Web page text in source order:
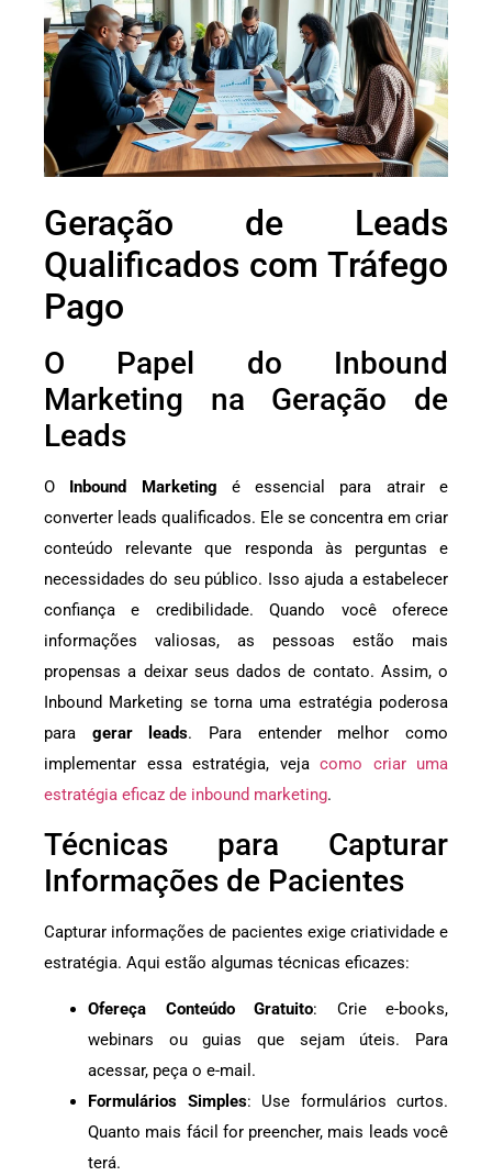
Geração de Leads
Qualificados com Tráfego
Pago
O Papel do Inbound
Marketing na Geração de
Leads
O Inbound Marketing é essencial para atrair e
converter leads qualificados. Ele se concentra em criar
conteúdo relevante que responda às perguntas e
necessidades do seu público. Isso ajuda a estabelecer
confiança e credibilidade. Quando você oferece
informações valiosas, as pessoas estão mais
propensas a deixar seus dados de contato. Assim, o
Inbound Marketing se torna uma estratégia poderosa
para gerar leads. Para entender melhor como
implementar essa estratégia, veja como criar uma
estratégia eficaz de inbound marketing.
Técnicas para Capturar
Informações de Pacientes
Capturar informações de pacientes exige criatividade e
estratégia. Aqui estão algumas técnicas eficazes:
Ofereça Conteúdo Gratuito: Crie e-books,
webinars ou guias que sejam úteis. Para
acessar, peça o e-mail.
Formulários Simples: Use formulários curtos.
Quanto mais fácil for preencher, mais leads você
terá.